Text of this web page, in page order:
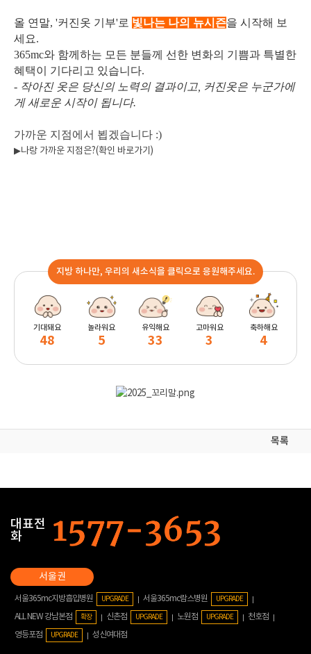
올 연말, '커진옷 기부'로 빛나는 나의 뉴시즌을 시작해 보
세요.
365mc와 함께하는 모든 분들께 선한 변화의 기쁨과 특별한
혜택이 기다리고 있습니다.
- 작아진 옷은 당신의 노력의 결과이고, 커진옷은 누군가에
게 새로운 시작이 됩니다.
가까운 지점에서 뵙겠습니다 :)
▶나랑 가까운 지점은?(확인 바로가기)
지방 하나만, 우리의 새소식을 클릭으로 응원해주세요.
기대돼요
48
놀라워요
5
유익해요
33
고마워요
3
축하해요
4
목록
대표전
화
서울365mc지방흡입병원 UPGRADE 서울365mc람스병원 UPGRADE
ALL NEW 강남본점 확장 신촌점 UPGRADE 노원점 UPGRADE
천호점
영등포점
UPGRADE 성신여대점